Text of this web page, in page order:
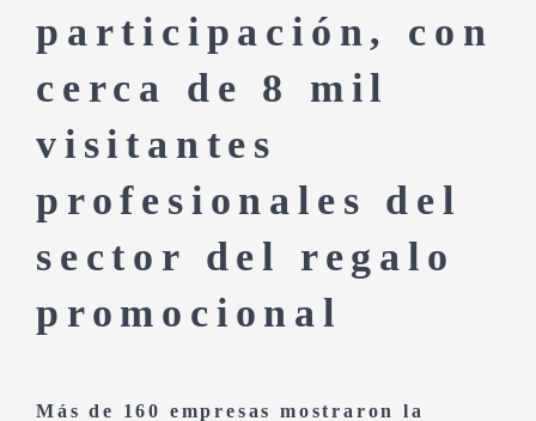
participación, con
cerca de 8 mil
visitantes
profesionales del
sector del regalo
promocional
Más de 160 empresas mostraron la